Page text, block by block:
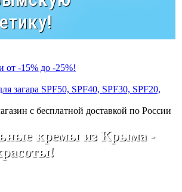
от -15% до -25%!
загара SPF50, SPF40, SPF30, SPF20,
кремы из Крыма -